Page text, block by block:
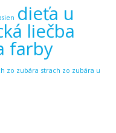
dieťa u
liečba
farby
zo zubára strach zo zubára u